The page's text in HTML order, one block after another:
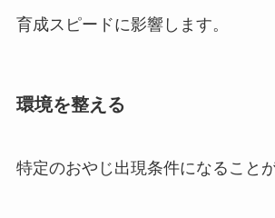
育成スピードに影響します。
環境を整える
特定のおやじ出現条件になること